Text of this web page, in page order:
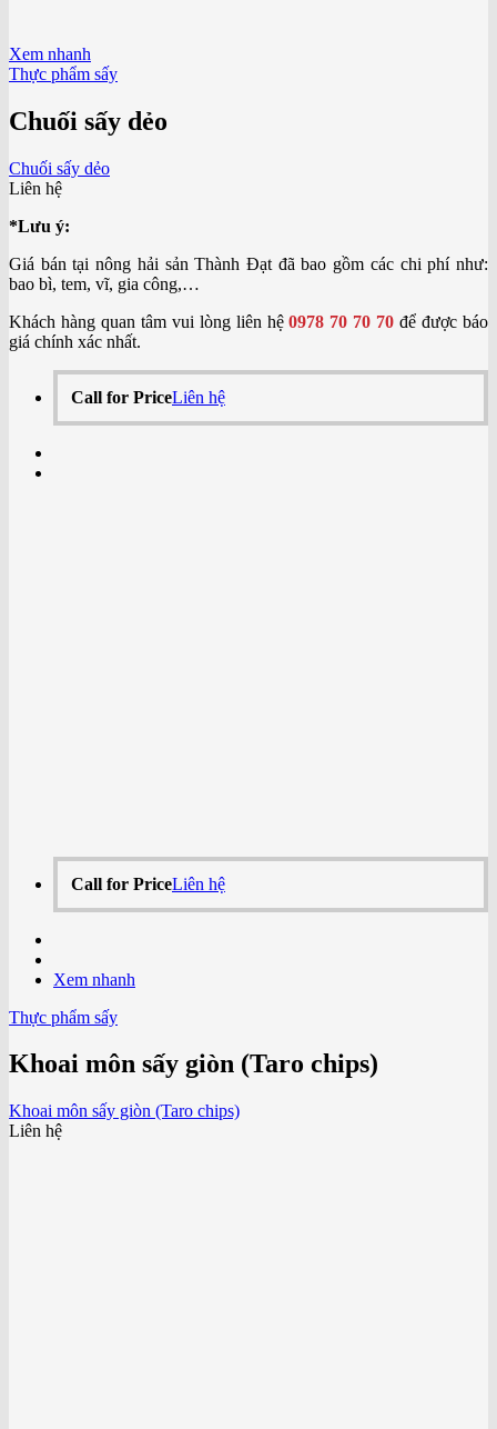
Xem nhanh
Thực phẩm sấy
Chuối sấy dẻo
Chuối sấy dẻo
Liên hệ
*Lưu ý:
Giá bán tại nông hải sản Thành Đạt đã bao gồm các chi phí như:
bao bì, tem, vĩ, gia công,…
Khách hàng quan tâm vui lòng liên hệ0978 70 70 70 để được báo
giá chính xác nhất.
Call for PriceLiên hệ
Call for PriceLiên hệ
Xem nhanh
Thực phẩm sấy
Khoai môn sấy giòn (Taro chips)
Khoai môn sấy giòn (Taro chips)
Liên hệ